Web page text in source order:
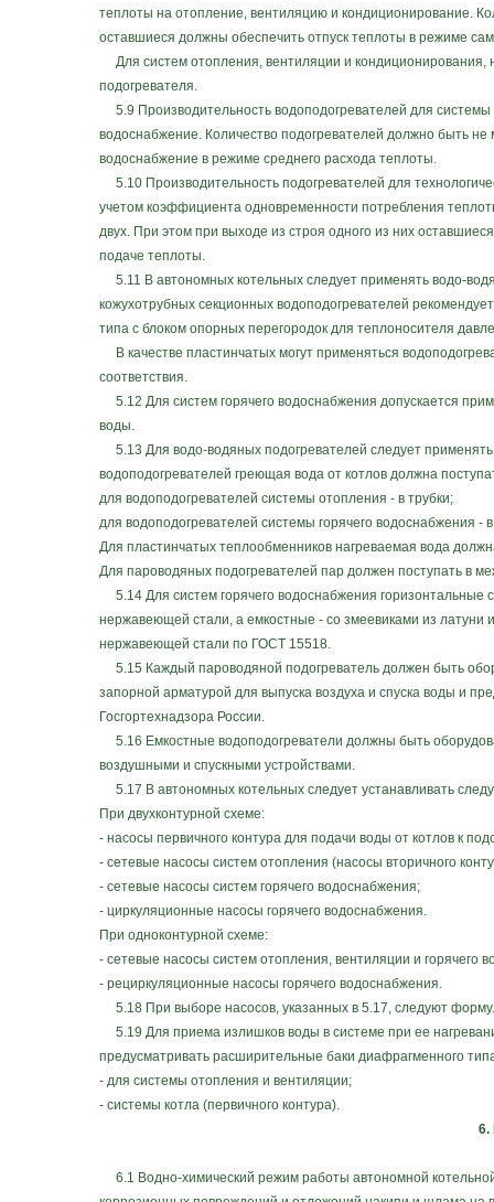
теплоты на отопление, вентиляцию и кондиционирование.
оставшиеся должны обеспечить отпуск теплоты в режиме
Для систем отопления, вентиляции и кондиционирования,
подогревателя.
5.9 Производительность водоподогревателей для
водоснабжение. Количество подогревателей должно быть
водоснабжение в режиме среднего расхода теплоты.
5.10 Производительность подогревателей для
учетом коэффициента одновременности потребления
двух. При этом при выходе из строя одного из них
подаче теплоты.
5.11 В автономных котельных следует применять водо-
кожухотрубных секционных водоподогревателей
типа с блоком опорных перегородок для теплоносителя
В качестве пластинчатых могут применяться
соответствия.
5.12 Для систем горячего водоснабжения допускается
воды.
5.13 Для водо-водяных подогревателей следует
водоподогревателей греющая вода от котлов должна
для водоподогревателей системы отопления - в трубки;
для водоподогревателей системы горячего водоснабжения -
Для пластинчатых теплообменников нагреваемая вода
Для пароводяных подогревателей пар должен поступать в
5.14 Для систем горячего водоснабжения горизонтальные
нержавеющей стали, а емкостные - со змеевиками из
нержавеющей стали по ГОСТ 15518.
5.15 Каждый пароводяной подогреватель должен быть
запорной арматурой для выпуска воздуха и спуска воды и
Госгортехнадзора России.
5.16 Емкостные водоподогреватели должны быть
воздушными и спускными устройствами.
5.17 В автономных котельных следует устанавливать
При двухконтурной схеме:
- насосы первичного контура для подачи воды от котлов к
- сетевые насосы систем отопления (насосы вторичного
- сетевые насосы систем горячего водоснабжения;
- циркуляционные насосы горячего водоснабжения.
При одноконтурной схеме:
- сетевые насосы систем отопления, вентиляции и горячего
- рециркуляционные насосы горячего водоснабжения.
5.18 При выборе насосов, указанных в 5.17, следуют
5.19 Для приема излишков воды в системе при ее
предусматривать расширительные баки диафрагменного
- для системы отопления и вентиляции;
- системы котла (первичного контура).
6.
6.1 Водно-химический режим работы автономной